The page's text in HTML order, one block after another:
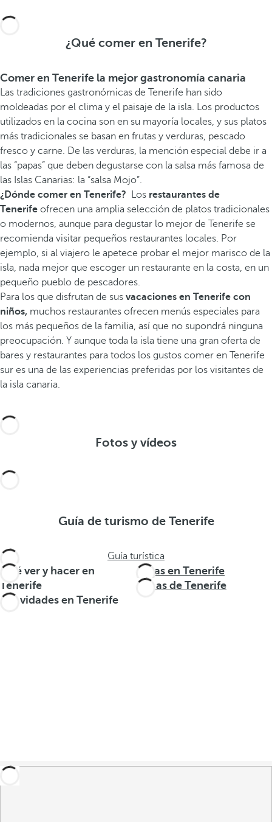
¿Qué comer en Tenerife?
Comer en Tenerife la mejor gastronomía canaria
Las tradiciones gastronómicas de Tenerife han sido
moldeadas por el clima y el paisaje de la isla. Los productos
utilizados en la cocina son en su mayoría locales, y sus platos
más tradicionales se basan en frutas y verduras, pescado
fresco y carne. De las verduras, la mención especial debe ir a
las “papas” que deben degustarse con la salsa más famosa de
las Islas Canarias: la “salsa Mojo”.
¿Dónde comer en Tenerife?
Los restaurantes de
Tenerife ofrecen una amplia selección de platos tradicionales
o modernos, aunque para degustar lo mejor de Tenerife se
recomienda visitar pequeños restaurantes locales. Por
ejemplo, si al viajero le apetece probar el mejor marisco de la
isla, nada mejor que escoger un restaurante en la costa, en un
pequeño pueblo de pescadores.
Para los que disfrutan de sus vacaciones en Tenerife con
niños, muchos restaurantes ofrecen menús especiales para
los más pequeños de la familia, así que no supondrá ninguna
preocupación. Y aunque toda la isla tiene una gran oferta de
bares y restaurantes para todos los gustos comer en Tenerife
sur es una de las experiencias preferidas por los visitantes de
la isla canaria.
Fotos y vídeos
Guía de turismo de Tenerife
Guía turística
Qué ver y hacer en
Tenerife
Rutas en Tenerife
Zonas de Tenerife
Actividades en Tenerife